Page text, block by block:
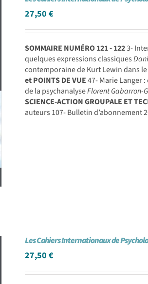
27,50€
SOMMAIRE NUMÉRO 121 - 1223-
quelques expressions classiques
contemporaine de Kurt Lewin dans
et POINTS DE VUE47- Marie Langer
de la psychanalyseFlorent Gabarron-
SCIENCE-ACTION GROUPALE ET
auteurs 107- Bulletin d’abonnement
Les Cahiers Internationaux de
27,50€